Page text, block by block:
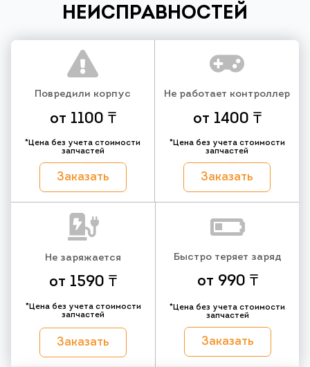
НЕИСПРАВНОСТЕЙ
Повредили корпус
от 1100 ₸
*Цена без учета стоимости
запчастей
Заказать
Не работает контроллер
от 1400 ₸
*Цена без учета стоимости
запчастей
Заказать
Не заряжается
от 1590 ₸
*Цена без учета стоимости
запчастей
Заказать
Быстро теряет заряд
от 990 ₸
*Цена без учета стоимости
запчастей
Заказать